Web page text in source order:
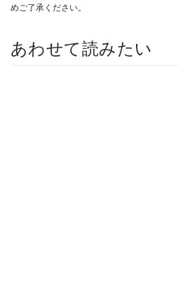
めご了承ください。
あわせて読みたい